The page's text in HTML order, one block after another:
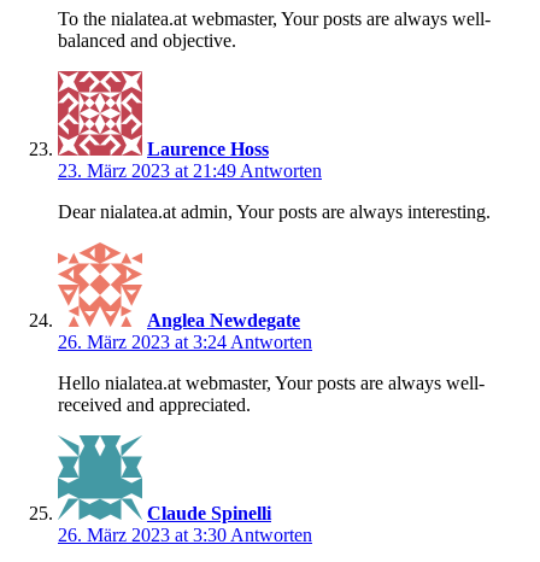
To the nialatea.at webmaster, Your posts are always well-
balanced and objective.
Laurence Hoss
23. März 2023 at 21:49Antworten
Dear nialatea.at admin, Your posts are always interesting.
Anglea Newdegate
26. März 2023 at 3:24Antworten
Hello nialatea.at webmaster, Your posts are always well-
received and appreciated.
Claude Spinelli
26. März 2023 at 3:30Antworten